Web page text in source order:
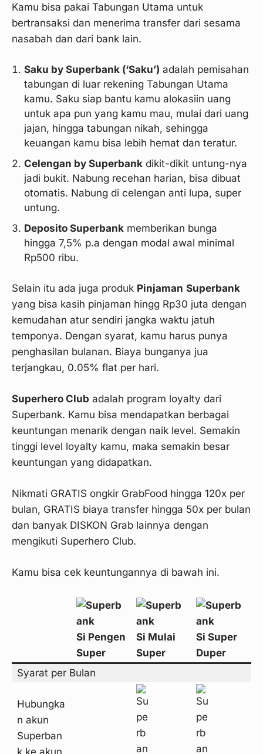
Kamu bisa pakai Tabungan Utama untuk
bertransaksi dan menerima transfer dari sesama
nasabah dan dari bank lain.
Saku by Superbank (‘Saku’) adalah pemisahan
tabungan di luar rekening Tabungan Utama
kamu. Saku siap bantu kamu alokasiin uang
untuk apa pun yang kamu mau, mulai dari uang
jajan, hingga tabungan nikah, sehingga
keuangan kamu bisa lebih hemat dan teratur.
Celengan by Superbank dikit-dikit untung-nya
jadi bukit. Nabung recehan harian, bisa dibuat
otomatis. Nabung di celengan anti lupa, super
untung.
Deposito Superbank memberikan bunga
hingga 7,5% p.a dengan modal awal minimal
Rp500 ribu.
Selain itu ada juga produk Pinjaman Superbank
yang bisa kasih pinjaman hingg Rp30 juta dengan
kemudahan atur sendiri jangka waktu jatuh
temponya. Dengan syarat, kamu harus punya
penghasilan bulanan. Biaya bunganya jua
terjangkau, 0.05% flat per hari.
Superhero Club adalah program loyalty dari
Superbank. Kamu bisa mendapatkan berbagai
keuntungan menarik dengan naik level. Semakin
tinggi level loyalty kamu, maka semakin besar
keuntungan yang didapatkan.
Nikmati GRATIS ongkir GrabFood hingga 120x per
bulan, GRATIS biaya transfer hingga 50x per bulan
dan banyak DISKON Grab lainnya dengan
mengikuti Superhero Club.
Kamu bisa cek keuntungannya di bawah ini.
Si Pengen
Super
Si Mulai
Super
Si Super
Duper
Syarat per Bulan
Hubungka
n akun
Superban
k ke akun